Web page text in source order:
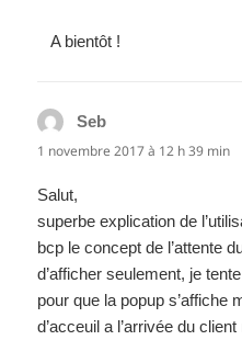
A bientôt !
Seb
1 novembre 2017 à 12 h 39 min
Salut,
superbe explication de
bcp le concept de l’attente
d’afficher seulement, je
pour que la popup s’affiche
d’acceuil a l’arrivée du